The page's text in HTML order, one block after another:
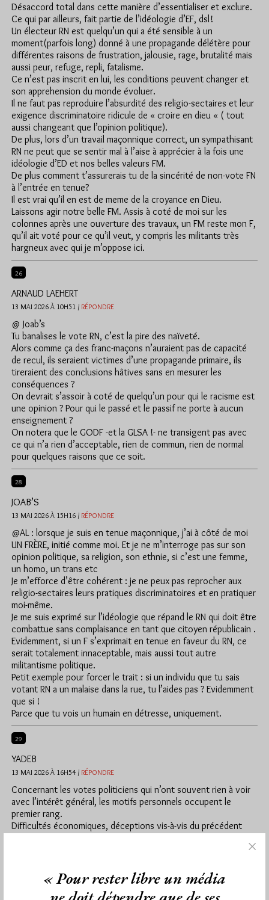
Désaccord total dans cette manière d’essentialiser et exclure.
Ce qui par ailleurs, fait partie de l’idéologie d’EF, dsl!
Un électeur RN est quelqu’un qui a été sensible à un
moment(parfois long) donné à une propagande délétère pour
différentes raisons de frustration, jalousie, rage, brutalité mais
aussi peur, refuge, repli, fatalisme.
Ce n’est pas inscrit en lui, les conditions peuvent changer et
son apprehension du monde évoluer.
Il ne faut pas reproduire l’absurdité des religio-sectaires et leur
exigence discriminatoire ridicule de « croire en dieu « ( tout
aussi changeant que l’opinion politique).
De plus, lors d’un travail maçonnique correct, un sympathisant
RN ne peut que se sentir mal à l’aise à apprécier à la fois une
idéologie d’ED et nos belles valeurs FM.
De plus comment t’assurerais tu de la sincérité de non-vote FN
à l’entrée en tenue?
Il est vrai qu’il en est de meme de la croyance en Dieu.
Laissons agir notre belle FM. Assis à coté de moi sur les
colonnes après une ouverture des travaux, un FM reste mon F,
qu’il ait voté pour ce qu’il veut, y compris les militants très
hargneux avec qui je m’oppose ici.
26
ARNAUD LAEHERT
13 MAI 2026 À 10H51 / RÉPONDRE
@ Joab’s
Tu banalises le vote RN, c’est la pire des naïveté.
Alors comme ça des franc-maçons n’auraient pas de capacité
de recul, ils seraient victimes d’une propagande primaire, ils
tireraient des conclusions hâtives sans en mesurer les
conséquences ?
On devrait s’assoir à coté de quelqu’un pour qui le racisme est
une opinion ? Pour qui le passé et le passif ne porte à aucun
enseignement ?
On notera que le GODF -et la GLSA !- ne transigent pas avec
ce qui n’a rien d’acceptable, rien de commun, rien de normal
pour quelques raisons que ce soit.
28
JOAB’S
13 MAI 2026 À 15H16 / RÉPONDRE
@AL : lorsque je suis en tenue maçonnique, j’ai à côté de moi
UN FRÈRE, initié comme moi. Et je ne m’interroge pas sur son
opinion politique, sa religion, son ethnie, si c’est une femme,
un homo, un trans etc
Je m’efforce d’être cohérent : je ne peux pas reprocher aux
religio-sectaires leurs pratiques discriminatoires et en pratiquer
moi-même.
Je me suis exprimé sur l’idéologie que répand le RN qui doit être
combattue sans complaisance en tant que citoyen républicain .
Evidemment, si un F s’exprimait en tenue en faveur du RN, ce
serait totalement innaceptable, mais aussi tout autre
militantisme politique.
Petit exemple pour forcer le trait : si un individu que tu sais
votant RN a un malaise dans la rue, tu l’aides pas ? Evidemment
que si !
Parce que tu vois un humain en détresse, uniquement.
29
YADEB
13 MAI 2026 À 16H54 / RÉPONDRE
Concernant les votes politiciens qui n’ont souvent rien à voir
avec l’intérêt général, les motifs personnels occupent le
premier rang.
Difficultés économiques, déceptions vis-à-vis du précédent
présence de trafiquants de drogue dans sa rue) ou expériences
(comme ce fut le cas pour ma belle-mère) : tout cela peut
conduire à une hostilité envers l’immigration et au vote FN (à
l’époque). La liste des rancœurs est, hélas, non limitative.
« Pour rester libre un média